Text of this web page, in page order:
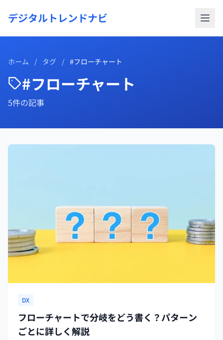
デジタルトレンドナビ
ホーム / タグ / #フローチャート
#フローチャート
5件の記事
DX
フローチャートで分岐をどう書く？パターン
ごとに詳しく解説